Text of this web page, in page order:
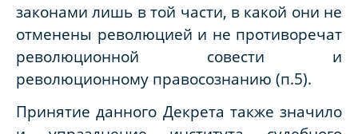
законами лишь в той части, в какой они не
отменены революцией и не противоречат
революционной совести и
революционному правосознанию (п.5).
Принятие данного Декрета также значило